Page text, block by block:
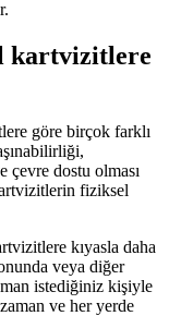
kartvizitlere
göre birçok farklı
dostu olması
fiziksel
kıyasla daha
veya diğer
istediğiniz kişiyle
ve her yerde